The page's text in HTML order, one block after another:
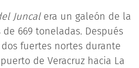
Juncalera un galeón de la
669 toneladas. Después
fuertes nortes durante
de Veracruz hacia La